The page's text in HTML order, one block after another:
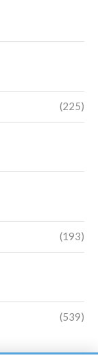
(225)
(193)
(539)